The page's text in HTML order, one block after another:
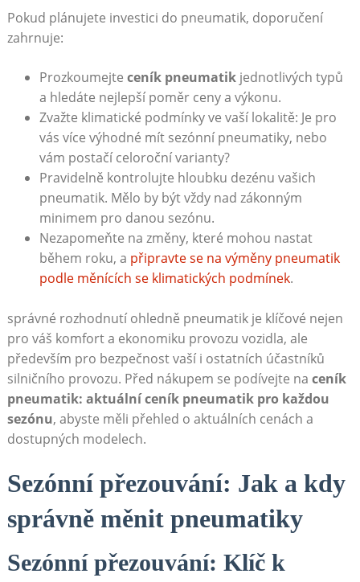
Pokud​ plánujete investici do‍ pneumatik, doporučení
zahrnuje:
Prozkoumejte ceník pneumatikjednotlivých typů
a hledáte​ nejlepší poměr ceny​ a výkonu.
Zvažte klimatické⁤ podmínky ve vaší lokalitě: Je pro
vás ‌více výhodné mít ‍sezónní pneumatiky,​ nebo
vám postačí celoroční varianty?
Pravidelně kontrolujte⁢ hloubku dezénu vašich
pneumatik. Mělo by být‍ vždy nad⁤ zákonným
minimem pro danou sezónu.
Nezapomeňte na změny, které mohou⁣ nastat
během roku, a‍ připravte se na výměny pneumatik
podle měnících⁤ se klimatických ‍podmínek.
správné rozhodnutí ohledně pneumatik je klíčové nejen
⁢pro váš komfort a ekonomiku provozu‌ vozidla, ale ​
především pro bezpečnost vaší i‍ ostatních účastníků
‌silničního provozu. Před nákupem se podívejte na ceník
pneumatik: aktuální ceník pneumatik pro každou
sezónu, abyste měli ‌přehled o aktuálních cenách ‍a
dostupných⁤ modelech.
Sezónní přezouvání: Jak a kdy
správně měnit⁤ pneumatiky
Sezónní​ přezouvání:⁣ Klíč ‍k